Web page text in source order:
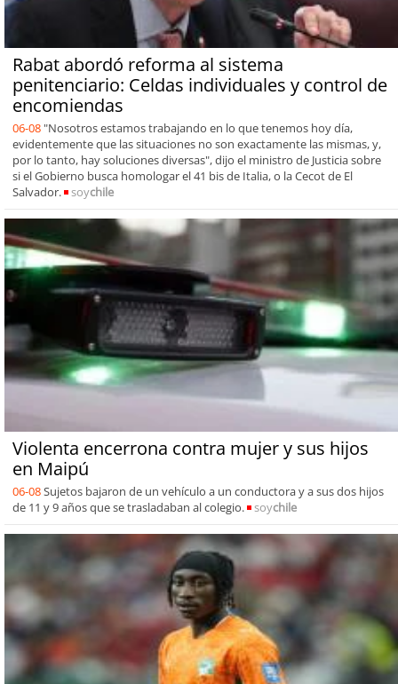
Rabat abordó reforma al sistema
penitenciario: Celdas individuales y control de
encomiendas
06-08 "Nosotros estamos trabajando en lo que tenemos hoy día,
evidentemente que las situaciones no son exactamente las mismas, y,
por lo tanto, hay soluciones diversas", dijo el ministro de Justicia sobre
si el Gobierno busca homologar el 41 bis de Italia, o la Cecot de El
Salvador.
soychile
Violenta encerrona contra mujer y sus hijos
en Maipú
06-08Sujetos bajaron de un vehículo a un conductora y a sus dos hijos
de 11 y 9 años que se trasladaban al colegio.
soychile